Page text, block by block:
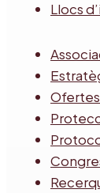
Llocs